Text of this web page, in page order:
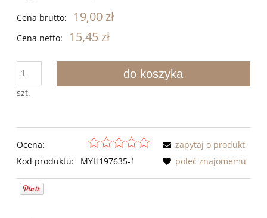
Cena brutto: 19,00 zł
Cena netto: 15,45 zł
szt.
do koszyka
Ocena:
Kod produktu:
MYH197635-1
zapytaj o produkt
poleć znajomemu